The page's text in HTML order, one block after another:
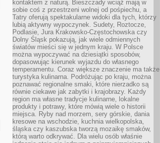
kontaktem z naturą. Bieszczady wciąż mają w
sobie coś z przestrzeni wolnej od pośpiechu, a
Tatry oferują spektakularne widoki dla tych, którzy
lubią aktywny wypoczynek. Sudety, Roztocze,
Podlasie, Jura Krakowsko-Częstochowska czy
Dolny Śląsk pokazują, jak wiele odmiennych
światów mieści się w jednym kraju. W Polsce
można wypoczywać na dziesiątki sposobów,
dopasowując kierunek wyjazdu do własnego
temperamentu. Coraz większe znaczenie ma także
turystyka kulinarna. Podróżując po kraju, można
poznawać regionalne smaki, które nierzadko są
równie ciekawe jak zabytki i krajobrazy. Każdy
region ma własne tradycje kulinarne, lokalne
produkty i potrawy, które mówią wiele o historii
miejsca. Ryby nad morzem, sery górskie, dania
kresowe na wschodzie, kuchnia wielkopolska,
śląska czy kaszubska tworzą mozaikę smaków,
którą warto odkrywać. Dla wielu osób właśnie